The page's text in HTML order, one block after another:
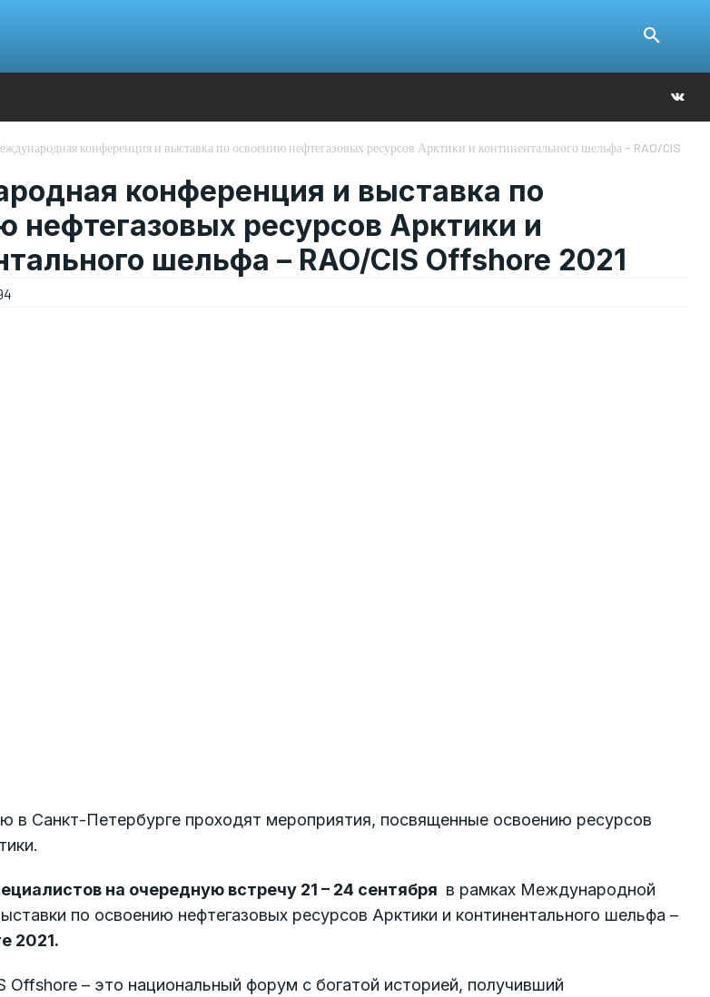
конференция и выставка по освоению нефтегазовых ресурсов Арктики и континентального шельфа - RAO/CIS
конференция и выставка по
нефтегазовых ресурсов Арктики и
шельфа – RAO/CIS Offshore 2021
в Санкт-Петербурге проходят мероприятия, посвященные освоению ресурсов
на очередную встречу 21 – 24 сентября в рамках Международной
по освоению нефтегазовых ресурсов Арктики и континентального шельфа –
2021.
Offshore – это национальный форум с богатой историей, получивший